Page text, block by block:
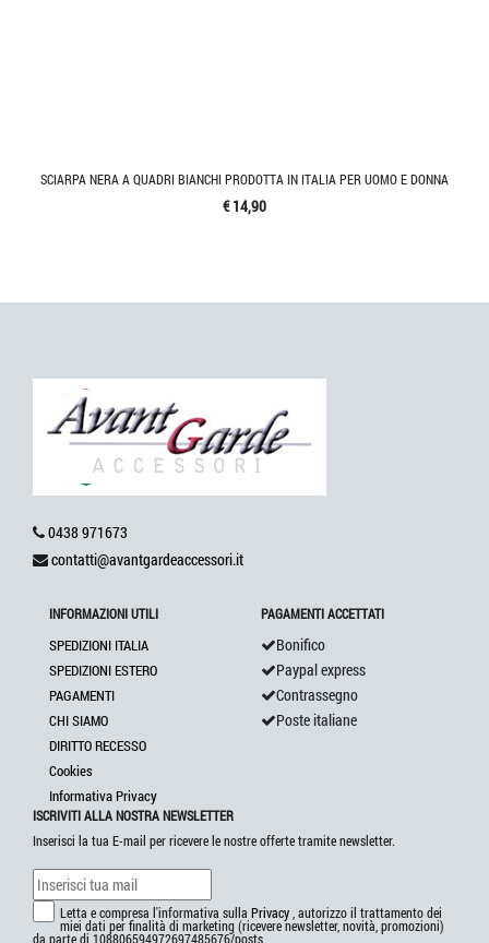
SCIARPA NERA A QUADRI BIANCHI PRODOTTA IN ITALIA PER UOMO E DONNA
€ 14,90
0438 971673
contatti@avantgardeaccessori.it
INFORMAZIONI UTILI
SPEDIZIONI ITALIA
SPEDIZIONI ESTERO
PAGAMENTI
CHI SIAMO
DIRITTO RECESSO
Cookies
Informativa Privacy
PAGAMENTI ACCETTATI
Bonifico
Paypal express
Contrassegno
Poste italiane
ISCRIVITI ALLA NOSTRA NEWSLETTER
Inserisci la tua E-mail per ricevere le nostre offerte tramite newsletter.
Letta e compresa l'informativa sulla Privacy, autorizzo il trattamento dei
miei dati per finalità di marketing (ricevere newsletter, novità, promozioni)
da parte di 108806594972697485676/posts